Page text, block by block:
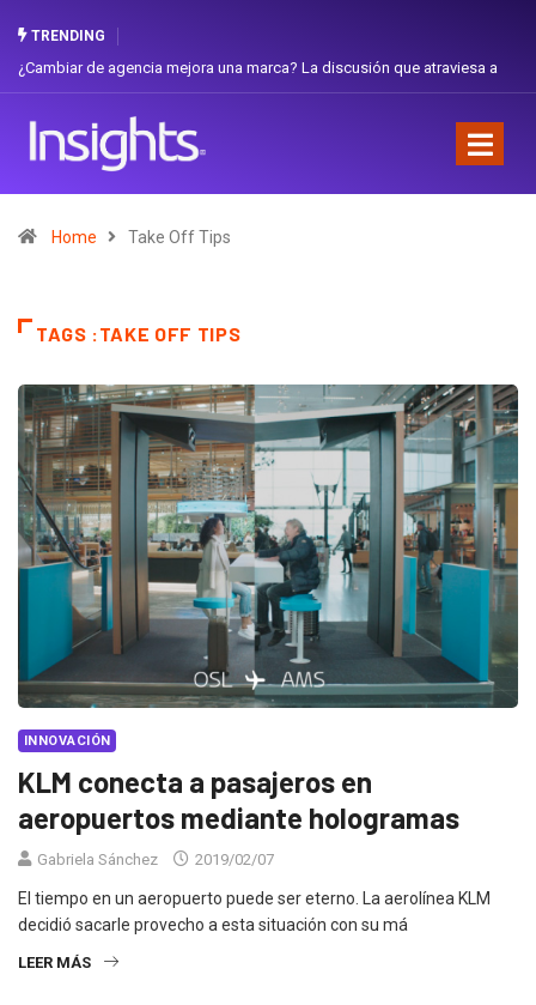
TRENDING
¿Cambiar de agencia mejora una marca? La discusión que atraviesa a
Home Take Off Tips
TAGS :TAKE OFF TIPS
INNOVACIÓN
KLM conecta a pasajeros en
aeropuertos mediante hologramas
Gabriela Sánchez 2019/02/07
El tiempo en un aeropuerto puede ser eterno. La aerolínea KLM
decidió sacarle provecho a esta situación con su má
LEER MÁS